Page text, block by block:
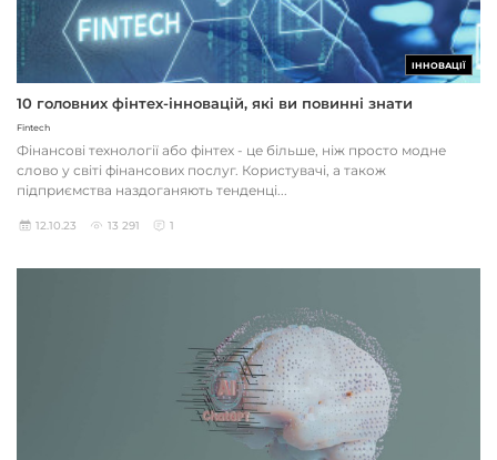
ІННОВАЦІЇ
10 головних фінтех-інновацій, які ви повинні знати
Fintech
Фінансові технології або фінтех - це більше, ніж просто модне
слово у світі фінансових послуг. Користувачі, а також
підприємства наздоганяють тенденці...
12.10.23 13 291 1